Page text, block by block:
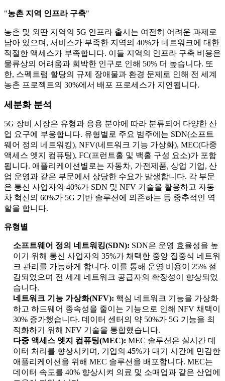
"농촌 지역 인프라 구축"
농촌 및 외딴 지역의 5G 인프라 출시는 여전히 어려운 과제로
남아 있으며, 서비스가 부족한 지역의 40%가 네트워크에 대한
적절한 액세스가 부족합니다. 이들 지역의 인프라 구축 비용은
물류상의 어려움과 희박한 인구로 인해 50% 더 높습니다. 또
한, 스펙트럼 할당의 규제 장애물과 환경 문제로 인해 전 세계
농촌 프로젝트의 30%에서 배포 프로세스가 지연됩니다.
세분화 분석
5G 장비 시장은 유형과 응용 분야에 따라 분류되어 다양한 산
업 요구에 부응합니다. 유형별로 주요 범주에는 SDN(소프트
웨어 정의 네트워킹), NFV(네트워크 기능 가상화), MEC(다중
액세스 엣지 컴퓨팅), FC(프런트홀 및 백홀 구성 요소)가 포함
됩니다. 애플리케이션별로는 자동차, 가전제품, 상업 기업, 산
업 운영과 같은 부문에서 상당한 수요가 발생합니다. 각 부문
은 통신 사업자의 40%가 SDN 및 NFV 기술을 활용하고 자동
차 혁신의 60%가 5G 기반 솔루션에 의존하는 등 중추적인 역
할을 합니다.
유형별
소프트웨어 정의 네트워킹(SDN): SDN은 운영 효율성을 높
이기 위해 통신 사업자의 35%가 채택한 중앙 집중식 네트워
크 관리를 가능하게 합니다. 이를 통해 운영 비용이 25% 절
감되었으며 전 세계 네트워크 공급자의 확장성이 향상되었
습니다.
네트워크 기능 가상화(NFV): 핵심 네트워크 기능을 가상화
하고 하드웨어 종속성을 줄이는 기능으로 인해 NFV 채택이
30% 증가했습니다. 데이터 센터의 약 50%가 5G 기능을 최
적화하기 위해 NFV 기술을 통합했습니다.
다중 액세스 엣지 컴퓨팅(MEC): MEC 솔루션은 실시간 데
이터 처리를 향상시키며, 기업의 45%가 대기 시간에 민감한
애플리케이션을 위해 MEC 솔루션을 배포합니다. MEC는
데이터 속도를 40% 향상시켜 의료 및 소매업과 같은 산업에